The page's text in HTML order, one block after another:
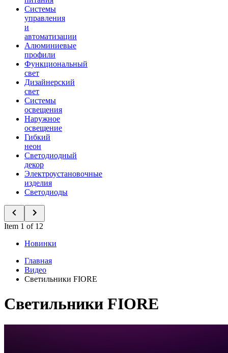
Системы
управления
и
автоматизации
Алюминиевые
профили
Функциональный
свет
Дизайнерский
свет
Системы
освещения
Наружное
освещение
Гибкий
неон
Светодиодный
декор
Электроустановочные
изделия
Светодиоды
Item 1 of 12
Новинки
Главная
Видео
Светильники FIORE
Светильники FIORE